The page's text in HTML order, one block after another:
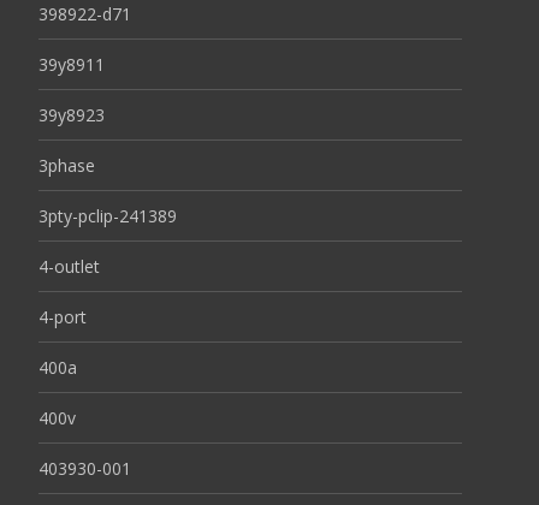
398922-d71
39y8911
39y8923
3phase
3pty-pclip-241389
4-outlet
4-port
400a
400v
403930-001